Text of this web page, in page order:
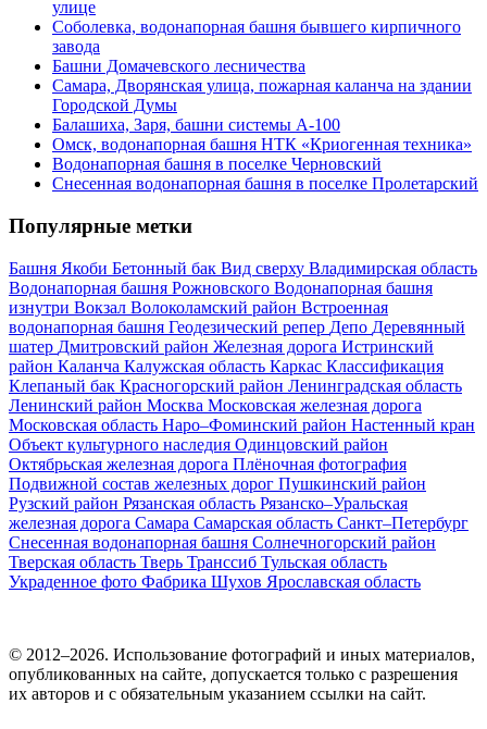
улице
Соболевка, водонапорная башня бывшего кирпичного
завода
Башни Домачевского лесничества
Самара, Дворянская улица, пожарная каланча на здании
Городской Думы
Балашиха, Заря, башни системы А-100
Омск, водонапорная башня НТК «Криогенная техника»
Водонапорная башня в поселке Черновский
Снесенная водонапорная башня в поселке Пролетарский
Популярные метки
Башня Якоби Бетонный бак Вид сверху Владимирская область
Водонапорная башня Рожновского Водонапорная башня
изнутри Вокзал Волоколамский район Встроенная
водонапорная башня Геодезический репер Депо Деревянный
шатер Дмитровский район Железная дорога Истринский
район Каланча Калужская область Каркас Классификация
Клепаный бак Красногорский район Ленинградская область
Ленинский район Москва Московская железная дорога
Московская область Наро–Фоминский район Настенный кран
Объект культурного наследия Одинцовский район
Октябрьская железная дорога Плёночная фотография
Подвижной состав железных дорог Пушкинский район
Рузский район Рязанская область Рязанско–Уральская
железная дорога Самара Самарская область Санкт–Петербург
Снесенная водонапорная башня Солнечногорский район
Тверская область Тверь Транссиб Тульская область
Украденное фото Фабрика Шухов Ярославская область
© 2012–2026. Использование фотографий и иных материалов,
опубликованных на сайте, допускается только с разрешения
их авторов и c обязательным указанием ссылки на сайт.